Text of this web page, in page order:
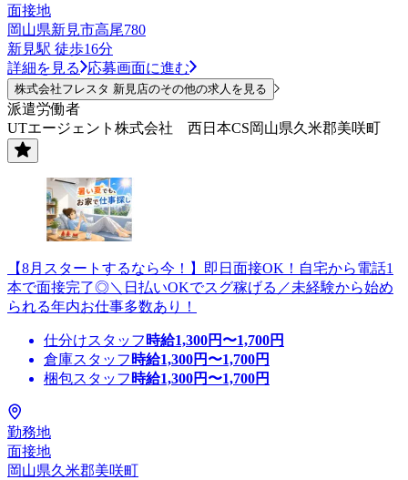
面接地
岡山県新見市高尾780
新見駅 徒歩16分
詳細を見る
応募画面に進む
株式会社フレスタ 新見店のその他の求人を見る
派遣労働者
UTエージェント株式会社 西日本CS岡山県久米郡美咲町
【8月スタートするなら今！】即日面接OK！自宅から電話1
本で面接完了◎＼日払いOKでスグ稼げる／未経験から始め
られる年内お仕事多数あり！
仕分けスタッフ 時給1,300円〜1,700円
倉庫スタッフ 時給1,300円〜1,700円
梱包スタッフ 時給1,300円〜1,700円
勤務地
面接地
岡山県久米郡美咲町